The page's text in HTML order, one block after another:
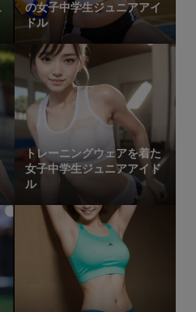
の女子中学生ジュニアアイ
ドル
トレーニングウェアを着た
女子中学生ジュニアアイド
ル